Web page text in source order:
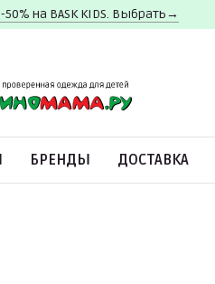
на BASK KIDS. Выбрать→
БРЕНДЫ ДОСТАВКА